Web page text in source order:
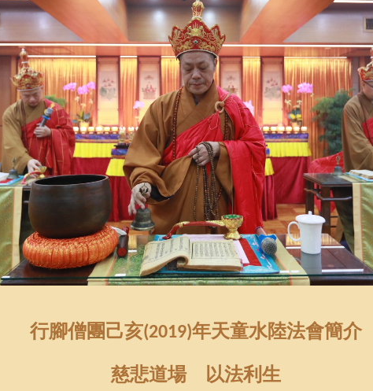
行腳僧團己亥(2019)年天童水陸法會簡介
慈悲道場 以法利生